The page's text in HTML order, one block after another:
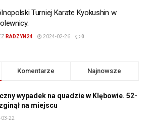
Turniej Karate Kyokushin w
RADZYN24 2024-02-26 0
Komentarze Najnowsze
wypadek na quadzie w Klębowie. 52-
na miejscu
22